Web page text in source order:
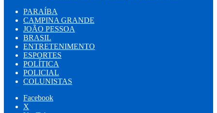
PARAÍBA
CAMPINA GRANDE
JOÃO PESSOA
BRASIL
ENTRETENIMENTO
ESPORTES
POLÍTICA
POLICIAL
COLUNISTAS
Facebook
X